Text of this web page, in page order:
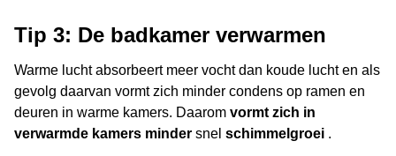
Tip 3: De badkamer verwarmen
Warme lucht absorbeert meer vocht dan koude lucht en als
gevolg daarvan vormt zich minder condens op ramen en
deuren in warme kamers. Daarom vormt zich in
verwarmde kamers minder snel schimmelgroei .